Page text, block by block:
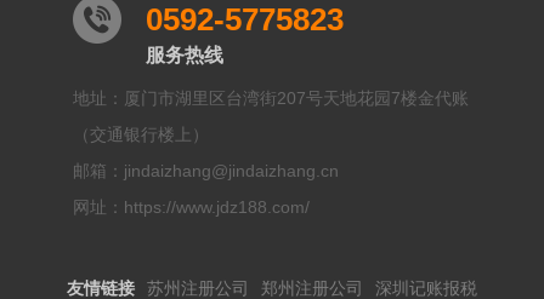
0592-5775823
服务热线
地址：厦门市湖里区台湾街207号天地花园7楼金代账
（交通银行楼上）
邮箱：jindaizhang@jindaizhang.cn
网址：https://www.jdz188.com/
友情链接 苏州注册公司 郑州注册公司
深圳记账报税